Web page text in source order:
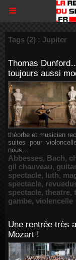
Tags (2) : Jupiter
Thomas
toujours aussi
théorbe et musicien
suites pour
nous...
Abbesses, Bach,
gil chauveau,
spectacle, luth,
spectacle,
spectacle, theatre,
gambe, violencelle
Une rentrée très
Mozart !